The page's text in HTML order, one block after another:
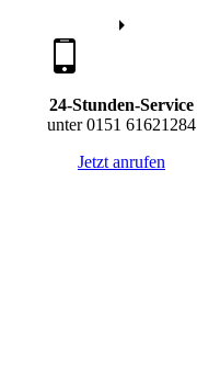
24-Stunden-Service
unter 0151 61621284
Jetzt anrufen